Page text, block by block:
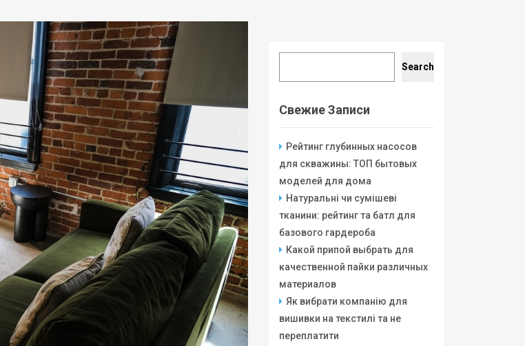
Search
Свежие Записи
Рейтинг глубинных насосов
для скважины: ТОП бытовых
моделей для дома
Натуральні чи сумішеві
тканини: рейтинг та батл для
базового гардероба
Какой припой выбрать для
качественной пайки различных
материалов
Як вибрати компанію для
вишивки на текстилі та не
переплатити